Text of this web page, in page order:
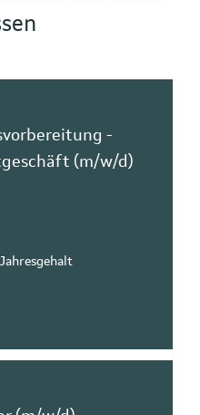
-
(m/w/d)